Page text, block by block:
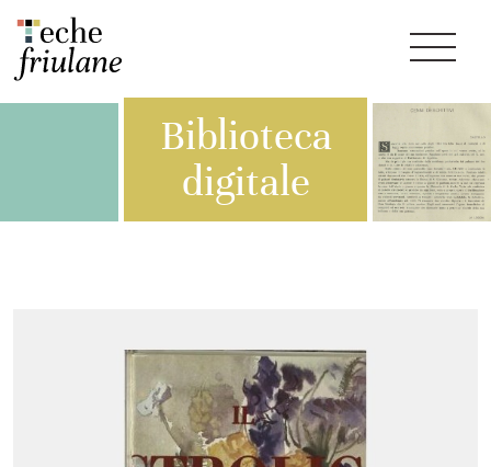
Biblioteca
digitale